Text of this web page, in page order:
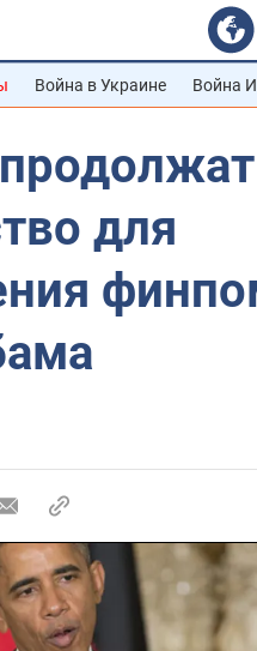
Война в Украине Война
для